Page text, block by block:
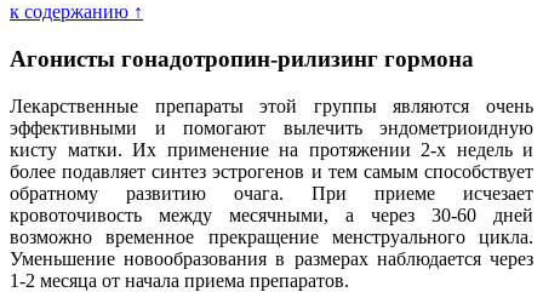
к содержанию ↑
Агонисты гонадотропин-рилизинг гормона
Лекарственные препараты этой группы являются очень
эффективными и помогают вылечить эндометриоидную
кисту матки. Их применение на протяжении 2-х недель и
более подавляет синтез эстрогенов и тем самым способствует
обратному развитию очага. При приеме исчезает
кровоточивость между месячными, а через 30-60 дней
возможно временное прекращение менструального цикла.
Уменьшение новообразования в размерах наблюдается через
1-2 месяца от начала приема препаратов.